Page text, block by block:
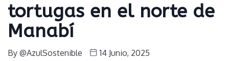
tortugas en el norte de
Manabí
By @AzulSostenible 14 Junio, 2025